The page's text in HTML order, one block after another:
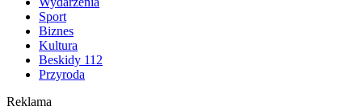
Sport
Biznes
Kultura
Beskidy 112
Przyroda
Reklama